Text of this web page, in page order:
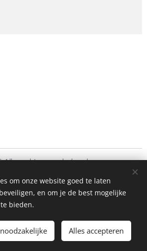
aan de winkelwagen
Alle rechten voorbehouden
Frando Bv
Cookies
om onze website goed te laten
en om je de best mogelijke
bieden.
Alles accepteren